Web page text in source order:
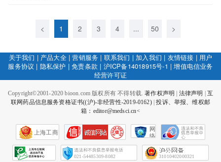
< 1 2 3 4 ... 50 >
关于我们 | 产品大全|营销服务 | 联系我们 | 加入我们 | 友情链接 | 用户
服务协议 | 隐私保护 |免责条款 | 沪ICP备14018915号-1 |增值电信业务
经营许可证
Copyright©2001-2020 bioon.com 版权所有 不得转载.著作权声明 法律声明
互
联网药品信息服务资格证书((沪)-非经营性-2019-0162)|投诉、举报、维权邮
箱：editor@medsci.cn<
上海工商
网
络
会
征
021-54485309-8082 31010402000321